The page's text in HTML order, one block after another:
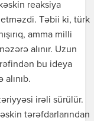
reaksiya
Təbii ki, türk
amma milli
alınır. Uzun
bu ideya
irəli sürülür.
tərəfdarlarından